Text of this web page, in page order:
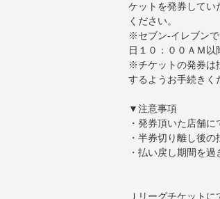
ケットを発券してい
ください。
※セブン-イレブン
日１０：００ＡＭ以
※チケットの発券は
するようお手続きく
▼注意事項
・発券頂いた店舗
・半券切り離し後の
・払い戻し期間を
Ｊリーグチケット